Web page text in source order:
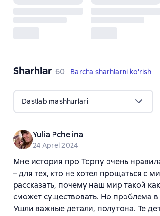
Sharhlar 60 sharhlar
60 Barcha sharhlarni ko'rish
Dastlab mashhurlari
Yulia Pchelina
24 Aprel 2024
Мне история про Торпу очень
– для тех, кто не хотел прощаться с
рассказать, почему наш мир такой
сможет существовать. Но проблема
Ушли важные детали, полутона. Те